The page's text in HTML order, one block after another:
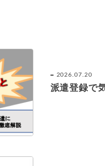
2026.07.20
派遣登録で